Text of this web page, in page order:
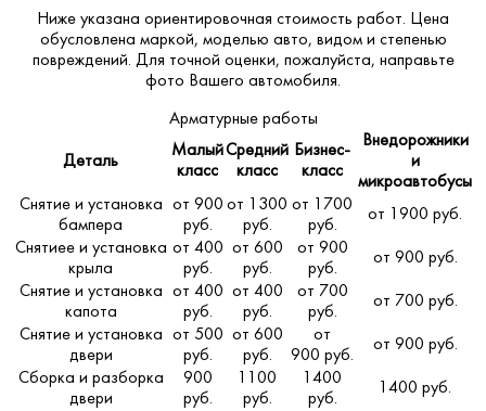
Ниже указана ориентировочная стоимость работ. Цена
обусловлена маркой, моделью авто, видом и степенью
повреждений. Для точной оценки, пожалуйста, направьте
фото Вашего автомобиля.
Арматурные работы
Деталь
Малый
класс
Средний
класс
Бизнес-
класс
Внедорожники
и
микроавтобусы
Снятие и установка
бампера
от 900
руб.
от 1300
руб.
от 1700
руб.
от 1900 руб.
Снятиее и установка
крыла
от 400
руб.
от 600
руб.
от 900
руб.
от 900 руб.
Снятие и установка
капота
от 400
руб.
от 400
руб.
от 700
руб.
от 700 руб.
Снятие и установка
двери
от 500
руб.
от 600
руб.
от
900 руб.
от 900 руб.
Сборка и разборка
двери
900
руб.
1100
руб.
1400
руб.
1400 руб.